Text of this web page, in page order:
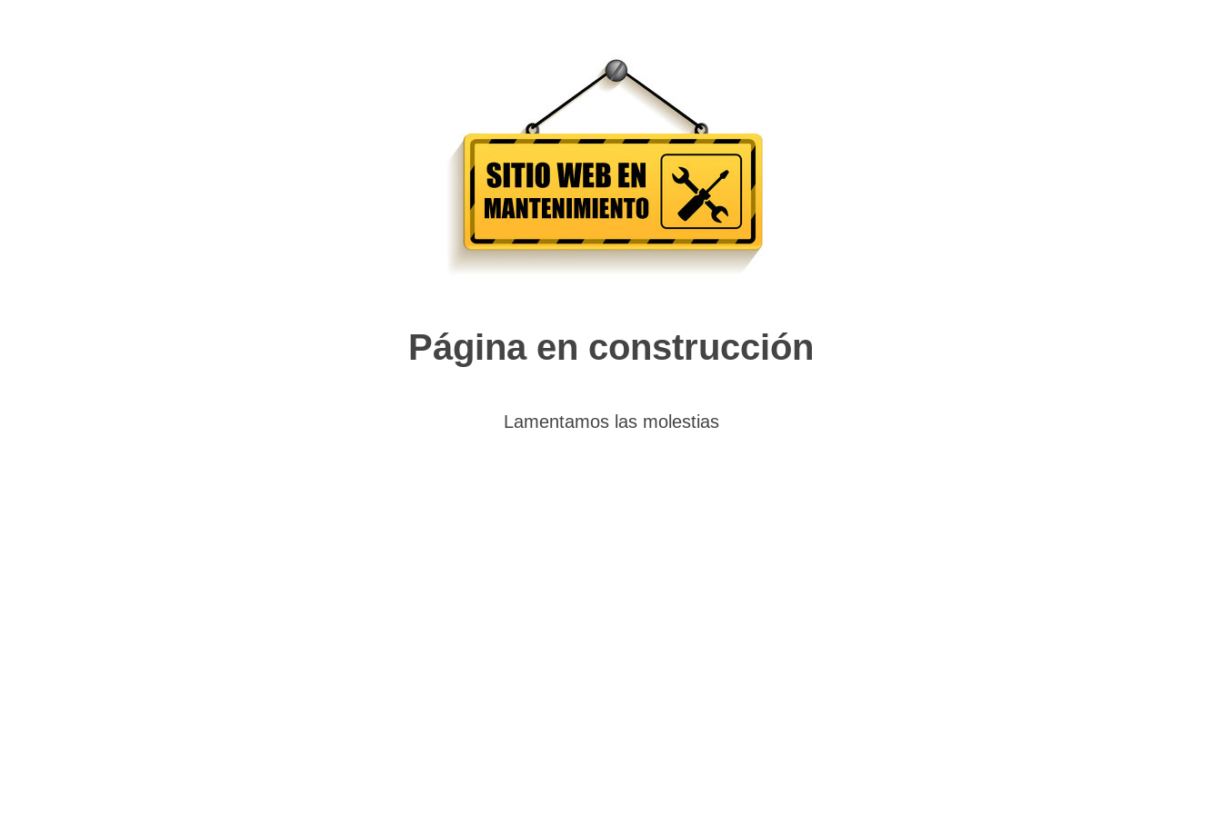
Página en construcción
Lamentamos las molestias